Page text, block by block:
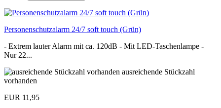
Personenschutzalarm 24/7 soft touch (Grün)
- Extrem lauter Alarm mit ca. 120dB - Mit LED-Taschenlampe -
Nur 22...
ausreichende Stückzahl
vorhanden
EUR 11,95